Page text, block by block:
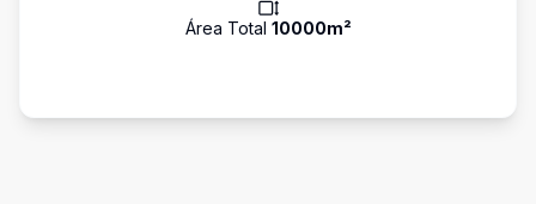
Área Total 10000m²